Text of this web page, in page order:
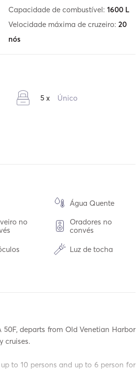
Capacidade de combustível: 1600 L
Velocidade máxima de cruzeiro: 20
nós
5 x Único
Água Quente
no
Oradores no
convés
Luz de tocha
USB
Sistema de
extinção
50F, departs from Old Venetian Harbor
cruises.
to 10 persons and up to 6 person for